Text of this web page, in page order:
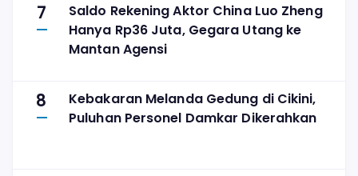
7
Saldo Rekening Aktor China Luo Zheng
Hanya Rp36 Juta, Gegara Utang ke
Mantan Agensi
8
Kebakaran Melanda Gedung di Cikini,
Puluhan Personel Damkar Dikerahkan